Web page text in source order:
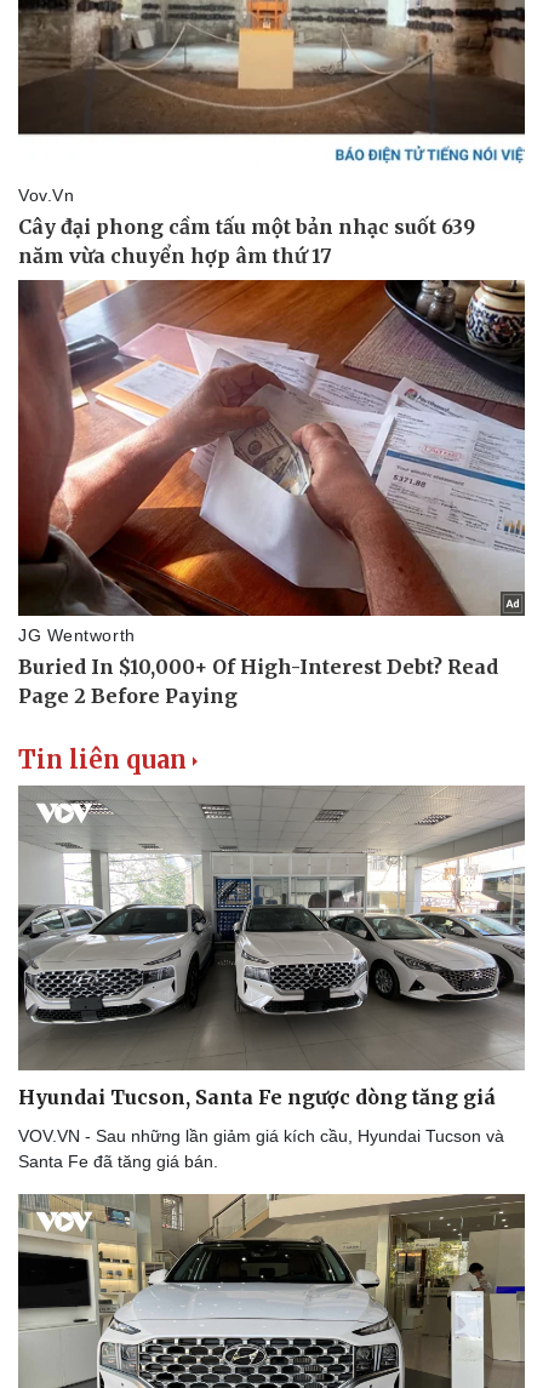
Dinh dưỡng - món ngon
Cây thuốc
Sản phụ khoa
Ăn sạch sống khỏe
Nhà đẹp
Blog
Tình yêu - Gia đình
Sân khấu - Điện ảnh
Văn học
Âm nhạc
Di sản
Nghệ sĩ
Thời trang
Sao Việt
Tin liên quan
Hyundai Tucson, Santa Fe ngược dòng tăng giá
VOV.VN - Sau những lần giảm giá kích cầu, Hyundai Tucson và
Santa Fe đã tăng giá bán.